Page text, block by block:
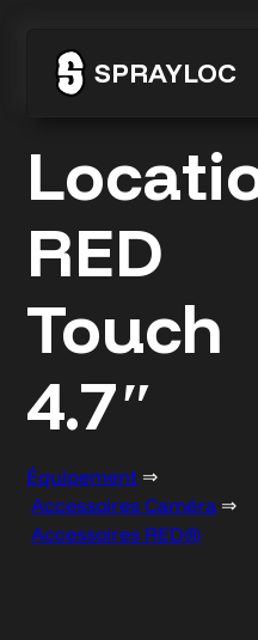
contenu
SPRAYLOC
RED
Touch
4.7″
Équipement ⇒
Accessoires Caméra ⇒
Accessoires RED®